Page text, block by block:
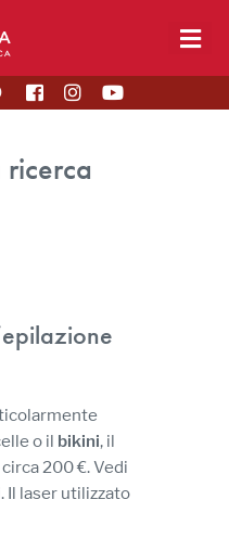
ricerca
o il bikini, il
200 €. Vedi
Il laser utilizzato